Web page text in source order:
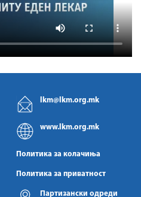
lkm@lkm.org.mk
www.lkm.org.mk
Политика за колачиња
Политика за приватност
Партизански одреди